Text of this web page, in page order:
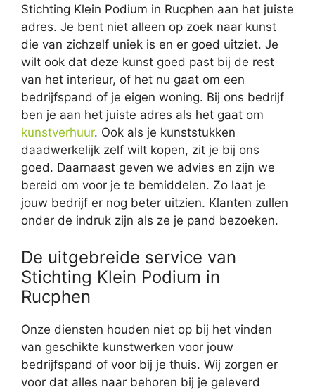
Stichting Klein Podium in Rucphen aan het juiste
adres. Je bent niet alleen op zoek naar kunst
die van zichzelf uniek is en er goed uitziet. Je
wilt ook dat deze kunst goed past bij de rest
van het interieur, of het nu gaat om een
bedrijfspand of je eigen woning. Bij ons bedrijf
ben je aan het juiste adres als het gaat om
kunstverhuur. Ook als je kunststukken
daadwerkelijk zelf wilt kopen, zit je bij ons
goed. Daarnaast geven we advies en zijn we
bereid om voor je te bemiddelen. Zo laat je
jouw bedrijf er nog beter uitzien. Klanten zullen
onder de indruk zijn als ze je pand bezoeken.
De uitgebreide service van
Stichting Klein Podium in
Rucphen
Onze diensten houden niet op bij het vinden
van geschikte kunstwerken voor jouw
bedrijfspand of voor bij je thuis. Wij zorgen er
voor dat alles naar behoren bij je geleverd